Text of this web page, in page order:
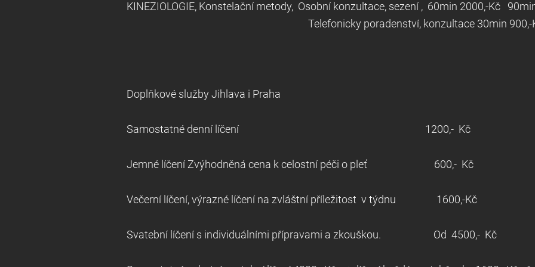
KINEZIOLOGIE, Konstelační metody, Osobní konzultace, sezení , 60min
Telefonicky poradenství, konzultace 30min 900,-
Doplňkové služby Jihlava i Praha
Samostatné denní líčení 1200,- Kč
Jemné líčení Zvýhodněná cena k celostní péči o pleť 600,- Kč
Večerní líčení, výrazné líčení na zvláštní příležitost v týdnu 1600,-Kč
Svatební líčení s individuálními přípravami a zkouškou. Od 4500,- Kč